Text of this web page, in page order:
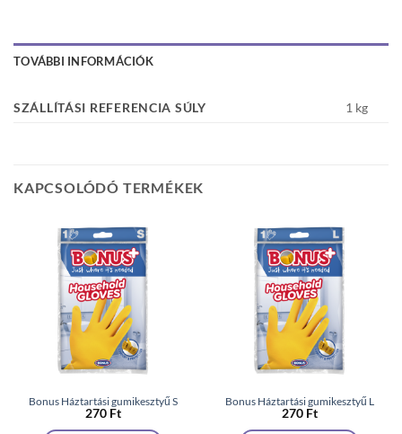
TOVÁBBI INFORMÁCIÓK
SZÁLLÍTÁSI REFERENCIA SÚLY 1 kg
KAPCSOLÓDÓ TERMÉKEK
Bonus Háztartási gumikesztyű S
270 Ft
Bonus Háztartási gumikesztyű L
270 Ft